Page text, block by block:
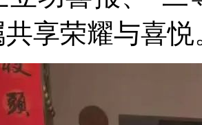
享荣耀与喜悦